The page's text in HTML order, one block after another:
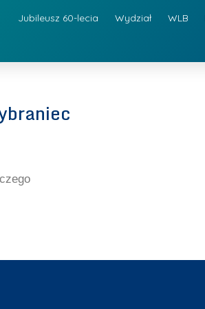
Jubileusz 60-lecia Wydział WLB